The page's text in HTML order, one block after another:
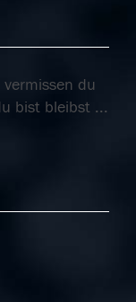
du
bist bleibst ...